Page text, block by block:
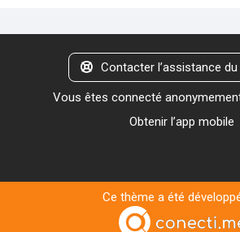
Contacter l’assistance
Vous êtes connecté
Obtenir l’app mobile
Ce thème a été